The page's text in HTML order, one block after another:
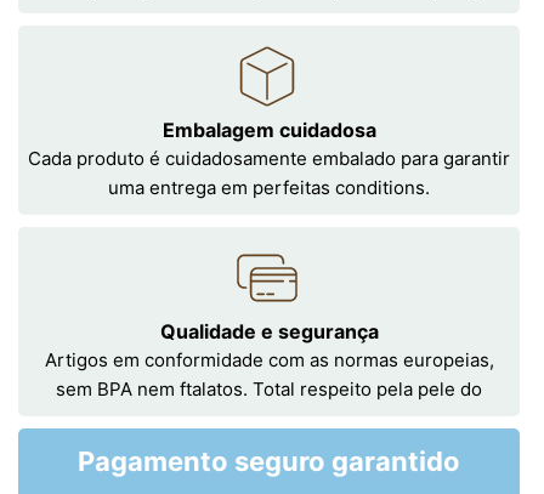
Embalagem cuidadosa
Cada produto é cuidadosamente embalado para garantir
uma entrega em perfeitas conditions.
Qualidade e segurança
Artigos em conformidade com as normas europeias,
sem BPA nem ftalatos. Total respeito pela pele do
Pagamento seguro garantido